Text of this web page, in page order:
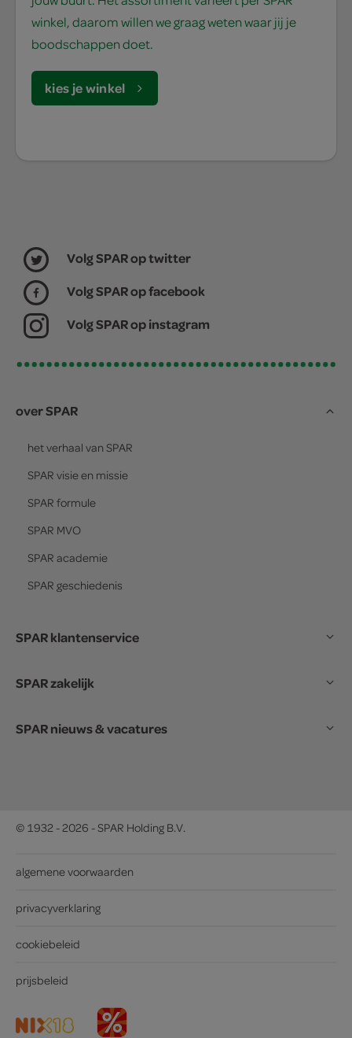
winkel, daarom willen we graag weten waar jij je
boodschappen doet.
kies je winkel
Volg SPAR op twitter
Volg SPAR op facebook
Volg SPAR op instagram
over SPAR
het verhaal van SPAR
SPAR visie en missie
SPAR formule
SPAR MVO
SPAR academie
SPAR geschiedenis
SPAR klantenservice
SPAR zakelijk
SPAR nieuws & vacatures
© 1932 - 2026 - SPAR Holding B.V.
algemene voorwaarden
privacyverklaring
cookiebeleid
prijsbeleid